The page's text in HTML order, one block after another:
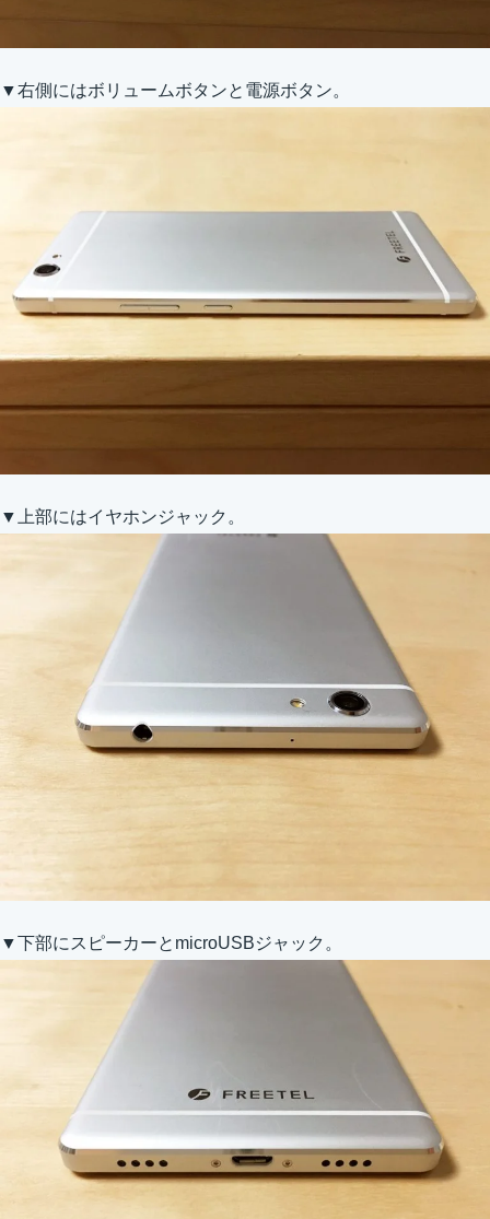
▼右側にはボリュームボタンと電源ボタン。
▼上部にはイヤホンジャック。
▼下部にスピーカーとmicroUSBジャック。